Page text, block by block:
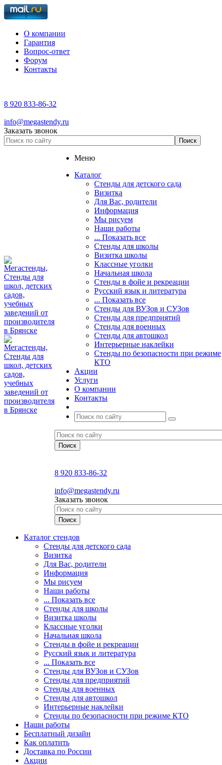
О компании
Гарантия
Вопрос-ответ
Форум
Контакты
8 920 833-86-32
info@megastendy.ru
Заказать звонок
Меню
Каталог
Стенды для детского сада
Визитка
Для Вас, родители
Информация
Мы рисуем
Наши работы
... Показать все
Стенды для школы
Визитка школы
Классные уголки
Начальная школа
Стенды в фойе и рекреации
Русский язык и литература
... Показать все
Стенды для ВУЗов и СУЗов
Стенды для предприятий
Стенды для военных
Стенды для автошкол
Интерьерные наклейки
Стенды по безопасности при режиме
КТО
Акции
Услуги
О компании
Контакты
8 920 833-86-32
info@megastendy.ru
Заказать звонок
Каталог стендов
Стенды для детского сада
Визитка
Для Вас, родители
Информация
Мы рисуем
Наши работы
... Показать все
Стенды для школы
Визитка школы
Классные уголки
Начальная школа
Стенды в фойе и рекреации
Русский язык и литература
... Показать все
Стенды для ВУЗов и СУЗов
Стенды для предприятий
Стенды для военных
Стенды для автошкол
Интерьерные наклейки
Стенды по безопасности при режиме КТО
Наши работы
Бесплатный дизайн
Как оплатить
Доставка по России
Акции